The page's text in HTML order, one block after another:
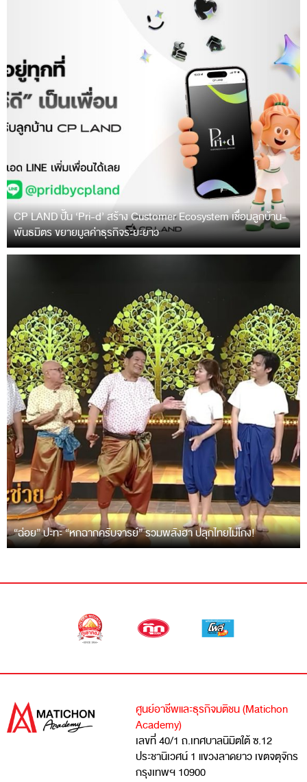
CP LAND ปั้น ‘Pri-d’ สร้าง Customer Ecosystem เชื่อมลูกบ้าน-
พันธมิตร ขยายมูลค่าธุรกิจระยะยาว
“ฉ่อย” ปะทะ “หกฉากครับจารย์” รวมพลังฮา ปลุกไทยไม่โกง!
ศูนย์อาชีพและธุรกิจมติชน (Matichon
Academy)
เลขที่ 40/1 ถ.เทศบาลนิมิตใต้ ซ.12
ประชานิเวศน์ 1 แขวงลาดยาว เขตจตุจักร
กรุงเทพฯ 10900